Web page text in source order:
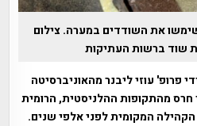
את השודדים במערה. צילום
שוד ברשות העתיקות
פרופ' עוזי ליבנר מהאוניברסיטה
מהתקופות ההלניסטית, הרומית
המקומית לפני אלפי שנים.